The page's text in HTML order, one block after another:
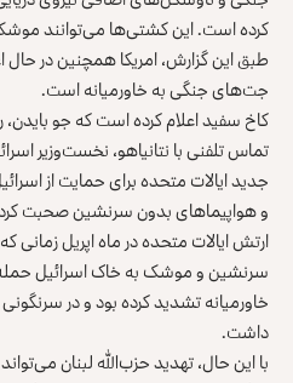
کرده است. این کشتی‌ها می‌توانند
طبق این گزارش، امریکا همچنین در حال
جت‌های جنگی به خاورمیانه است.
کاخ سفید اعلام کرده است که جو بایدن،
تماس تلفنی با نتانیاهو، نخست‌وزیر
جدید ایالات متحده برای حمایت از
و هواپیماهای بدون سرنشین صحبت
ارتش ایالات متحده در ماه اپریل زمانی
سرنشین و موشک به خاک اسرائیل حمله
خاورمیانه تشدید کرده بود و در
داشت.
با این حال، تهدید حزب‌الله لبنان